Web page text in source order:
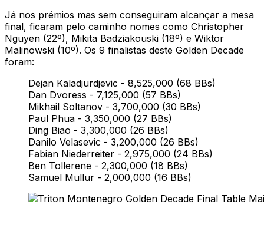
Já nos prémios mas sem conseguiram alcançar a mesa
final, ficaram pelo caminho nomes como Christopher
Nguyen (22º), Mikita Badziakouski (18º) e Wiktor
Malinowski (10º). Os 9 finalistas deste Golden Decade
foram:
Dejan Kaladjurdjevic - 8,525,000 (68 BBs)
Dan Dvoress - 7,125,000 (57 BBs)
Mikhail Soltanov - 3,700,000 (30 BBs)
Paul Phua - 3,350,000 (27 BBs)
Ding Biao - 3,300,000 (26 BBs)
Danilo Velasevic - 3,200,000 (26 BBs)
Fabian Niederreiter - 2,975,000 (24 BBs)
Ben Tollerene - 2,300,000 (18 BBs)
Samuel Mullur - 2,000,000 (16 BBs)